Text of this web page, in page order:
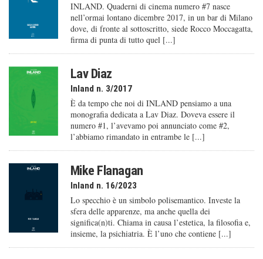
INLAND. Quaderni di cinema numero #7 nasce
nell’ormai lontano dicembre 2017, in un bar di Milano
dove, di fronte al sottoscritto, siede Rocco Moccagatta,
firma di punta di tutto quel [...]
Lav Diaz
Inland n. 3/2017
È da tempo che noi di INLAND pensiamo a una
monografia dedicata a Lav Diaz. Doveva essere il
numero #1, l’avevamo poi annunciato come #2,
l’abbiamo rimandato in entrambe le [...]
Mike Flanagan
Inland n. 16/2023
Lo specchio è un simbolo polisemantico. Investe la
sfera delle apparenze, ma anche quella dei
significa(n)ti. Chiama in causa l’estetica, la filosofia e,
insieme, la psichiatria. È l’uno che contiene [...]